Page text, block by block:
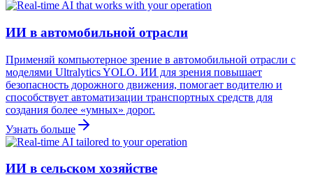
ИИ в автомобильной отрасли
Применяй компьютерное зрение в автомобильной отрасли с
моделями Ultralytics YOLO. ИИ для зрения повышает
безопасность дорожного движения, помогает водителю и
способствует автоматизации транспортных средств для
создания более «умных» дорог.
Узнать больше
ИИ в сельском хозяйстве